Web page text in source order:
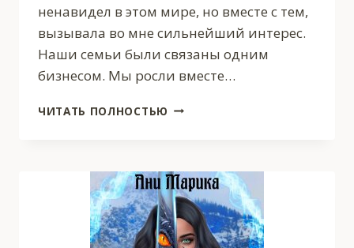
ненавидел в этом мире, но вместе с тем,
вызывала во мне сильнейший интерес.
Наши семьи были связаны одним
бизнесом. Мы росли вместе…
ЧИТАТЬ ПОЛНОСТЬЮ ЭФФЕКТ